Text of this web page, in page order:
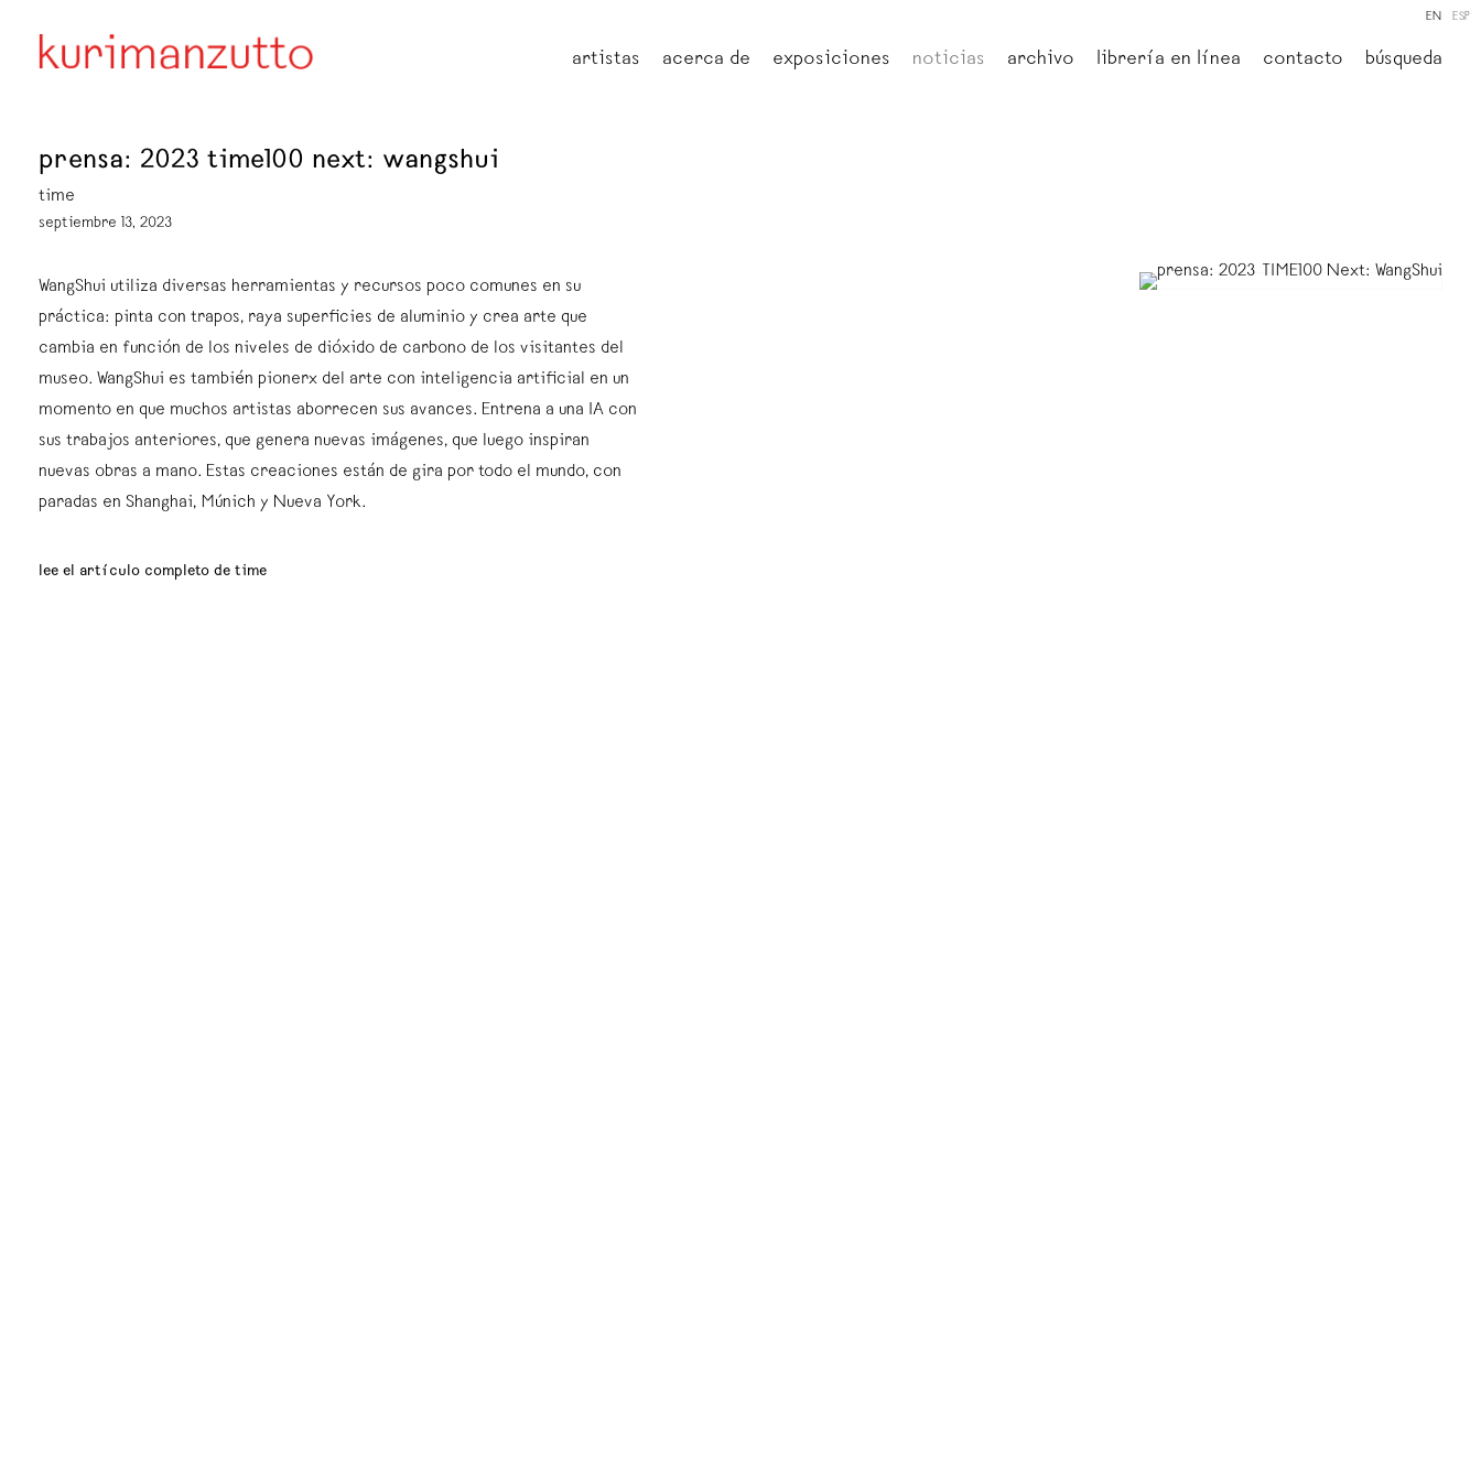
artistas acerca de exposiciones noticias archivo librería en línea contacto búsqueda
EN ESP
prensa: 2023 time100 next: wangshui
time
septiembre 13, 2023
WangShui utiliza diversas herramientas y recursos poco comunes en su
práctica: pinta con trapos, raya superficies de aluminio y crea arte que
cambia en función de los niveles de dióxido de carbono de los visitantes del
museo. WangShui es también pionerx del arte con inteligencia artificial en un
momento en que muchos artistas aborrecen sus avances. Entrena a una IA con
sus trabajos anteriores, que genera nuevas imágenes, que luego inspiran
nuevas obras a mano. Estas creaciones están de gira por todo el mundo, con
paradas en Shanghai, Múnich y Nueva York.
lee el artículo completo de time